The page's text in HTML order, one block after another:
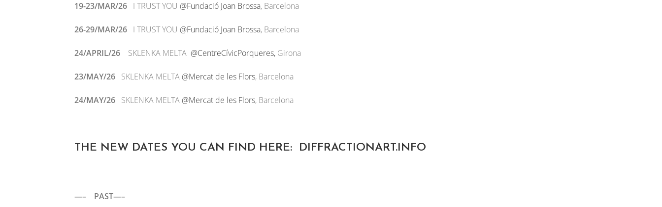
19-23/MAR/26 I TRUST YOU @Fundació Joan Brossa, Barcelona
26-29/MAR/26 I TRUST YOU @Fundació Joan Brossa, Barcelona
24/APRIL/26 SKLENKA MELTA @CentreCívicPorqueres, Girona
23/MAY/26 SKLENKA MELTA @Mercat de les Flors, Barcelona
24/MAY/26 SKLENKA MELTA @Mercat de les Flors, Barcelona
THE NEW DATES YOU CAN FIND HERE: DIFFRACTIONART.INFO
—– PAST—–